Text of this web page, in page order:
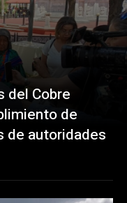
del Cobre
de
de autoridades